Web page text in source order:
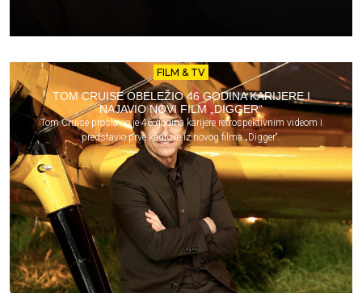
FILM & TV
TOM CRUISE OBELEŽIO 46 GODINA KARIJERE I
NAJAVIO NOVI FILM „DIGGER“
Tom Cruise proslavio je 46 godina karijere retrospektivnim videom i
predstavio prve kadrove iz novog filma „Digger“.